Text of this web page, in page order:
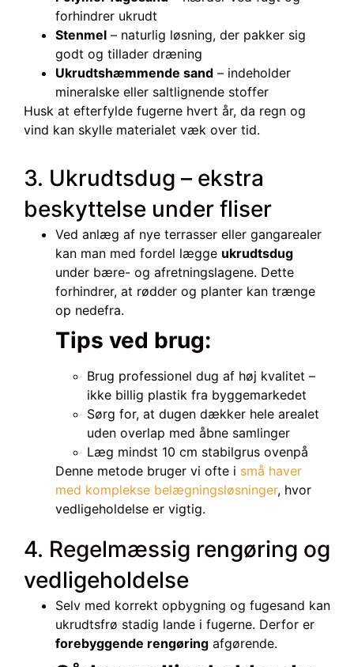
forhindrer ukrudt
Stenmel – naturlig løsning, der pakker sig
godt og tillader dræning
Ukrudtshæmmende sand – indeholder
mineralske eller saltlignende stoffer
Husk at efterfylde fugerne hvert år, da regn og
vind kan skylle materialet væk over tid.
3. Ukrudtsdug – ekstra
beskyttelse under fliser
Ved anlæg af nye terrasser eller gangarealer
kan man med fordel lægge ukrudtsdug
under bære- og afretningslagene. Dette
forhindrer, at rødder og planter kan trænge
op nedefra.
Tips ved brug:
Brug professionel dug af høj kvalitet –
ikke billig plastik fra byggemarkedet
Sørg for, at dugen dækker hele arealet
uden overlap med åbne samlinger
Læg mindst 10 cm stabilgrus ovenpå
Denne metode bruger vi ofte i små haver
med komplekse belægningsløsninger, hvor
vedligeholdelse er vigtig.
4. Regelmæssig rengøring og
vedligeholdelse
Selv med korrekt opbygning og fugesand kan
ukrudtsfrø stadig lande i fugerne. Derfor er
forebyggende rengøring afgørende.